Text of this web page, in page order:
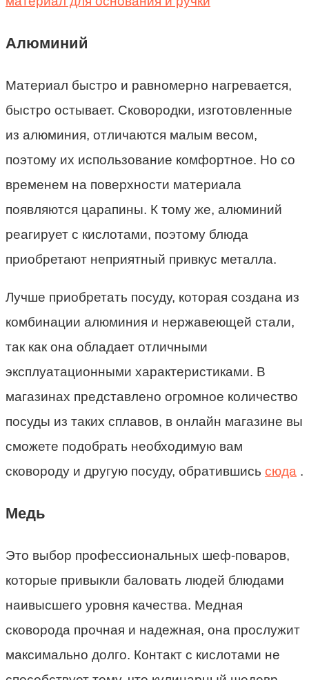
Алюминий
Материал быстро и равномерно нагревается,
быстро остывает. Сковородки, изготовленные
из алюминия, отличаются малым весом,
поэтому их использование комфортное. Но со
временем на поверхности материала
появляются царапины. К тому же, алюминий
реагирует с кислотами, поэтому блюда
приобретают неприятный привкус металла.
Лучше приобретать посуду, которая создана из
комбинации алюминия и нержавеющей стали,
так как она обладает отличными
эксплуатационными характеристиками. В
магазинах представлено огромное количество
посуды из таких сплавов, в онлайн магазине вы
сможете подобрать необходимую вам
сковороду и другую посуду, обратившись сюда .
Медь
Это выбор профессиональных шеф-поваров,
которые привыкли баловать людей блюдами
наивысшего уровня качества. Медная
сковорода прочная и надежная, она прослужит
максимально долго. Контакт с кислотами не